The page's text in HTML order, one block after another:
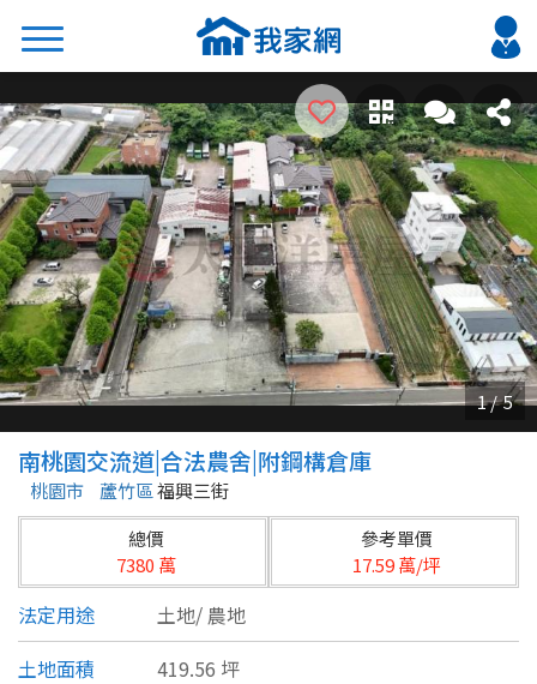
搜尋
熱門關鍵字
2026 台北降價好屋限量釋出
2026 新北降價好屋限量釋出
2026 台中降價好屋限量釋出
2026 台南降價好屋限量釋出
2026 高雄降價好屋限量釋出
縣市
不限
台北市
基隆市
新北市
區域
南桃園交流道|合法農舍|附鋼構倉庫
桃園市 蘆竹區福興三街
總價
7380 萬
參考單價
17.59 萬/坪
法定用途 土地/ 農地
土地面積
419.56 坪